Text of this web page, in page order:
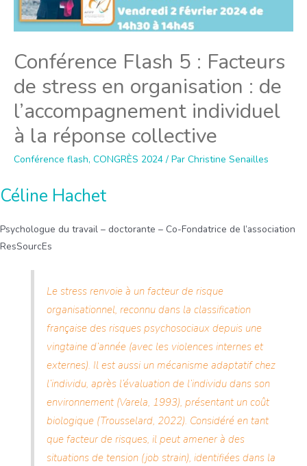
Conférence Flash 5 : Facteurs
de stress en organisation : de
l’accompagnement individuel
à la réponse collective
Conférence flash, CONGRÈS 2024 / Par Christine Senailles
Céline Hachet
Psychologue du travail – doctorante – Co-Fondatrice de l’association
ResSourcEs
Le stress renvoie à un facteur de risque
organisationnel, reconnu dans la classification
française des risques psychosociaux depuis une
vingtaine d’année (avec les violences internes et
externes). Il est aussi un mécanisme adaptatif chez
l’individu, après l’évaluation de l’individu dans son
environnement (Varela, 1993), présentant un coût
biologique (Trousselard, 2022). Considéré en tant
que facteur de risques, il peut amener à des
situations de tension (job strain), identifiées dans la